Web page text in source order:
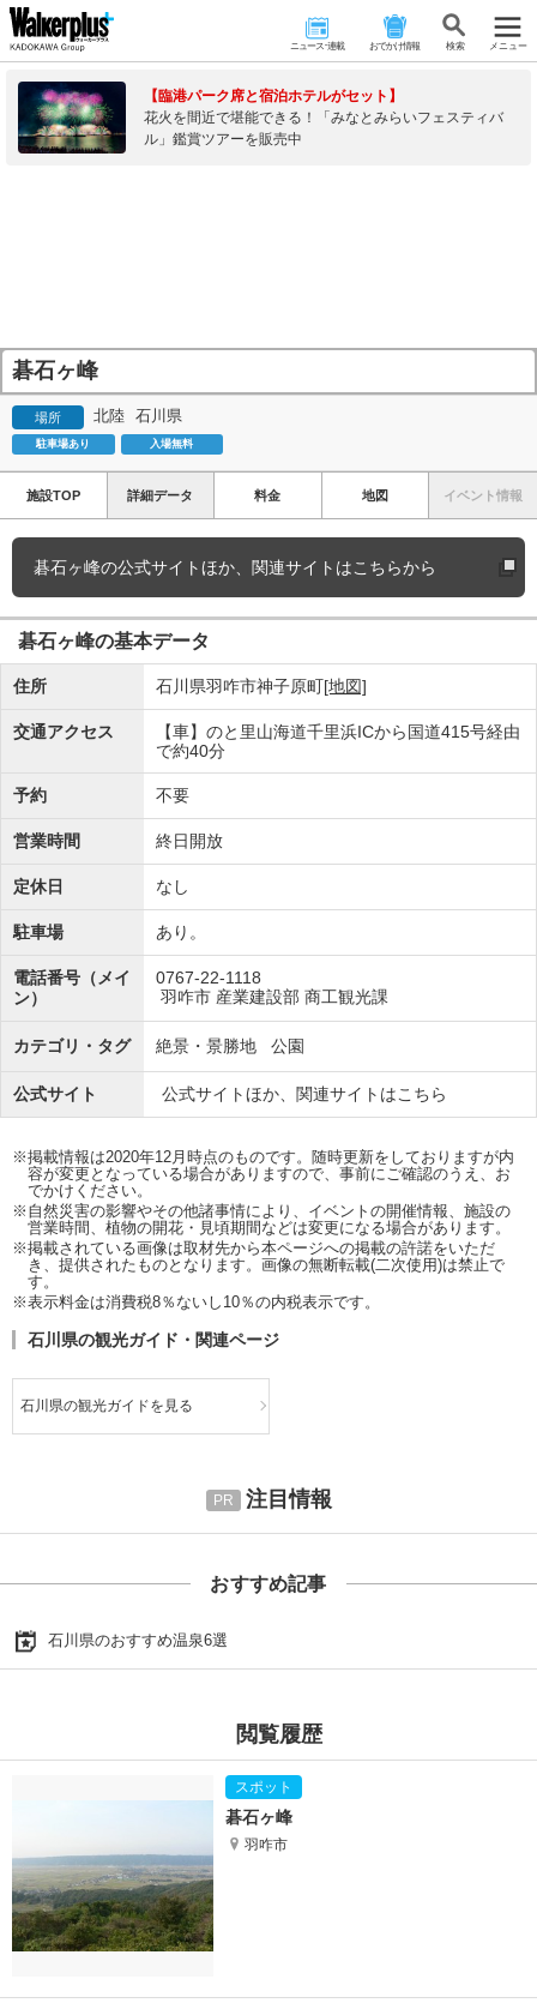
ニュース･連載 おでかけ情報 検 索 メニュー
【臨港パーク席と宿泊ホテルがセット】
花火を間近で堪能できる！「みなとみらいフェスティバ
ル」鑑賞ツアーを販売中
碁石ヶ峰
場所 北陸 石川県
駐車場あり 入場無料
施設TOP 詳細データ 料金 地図 イベント情報
碁石ヶ峰の公式サイトほか、関連サイトはこちらから
碁石ヶ峰の基本データ
住所 石川県羽咋市神子原町[地図]
交通アクセス
【車】のと里山海道千里浜ICから国道415号経由
で約40分
予約 不要
営業時間 終日開放
定休日 なし
駐車場 あり。
電話番号（メイ
ン）
0767-22-1118
羽咋市 産業建設部 商工観光課
カテゴリ・タグ 絶景・景勝地 公園
公式サイト 公式サイトほか、関連サイトはこちら
※掲載情報は2020年12月時点のものです。随時更新をしておりますが内
容が変更となっている場合がありますので、事前にご確認のうえ、お
でかけください。
※自然災害の影響やその他諸事情により、イベントの開催情報、施設の
営業時間、植物の開花・見頃期間などは変更になる場合があります。
※掲載されている画像は取材先から本ページへの掲載の許諾をいただ
き、提供されたものとなります。画像の無断転載(二次使用)は禁止で
す。
※表示料金は消費税8％ないし10％の内税表示です。
石川県の観光ガイド・関連ページ
石川県の観光ガイドを見る
注目情報
おすすめ記事
石川県のおすすめ温泉6選
閲覧履歴
碁石ヶ峰
羽咋市